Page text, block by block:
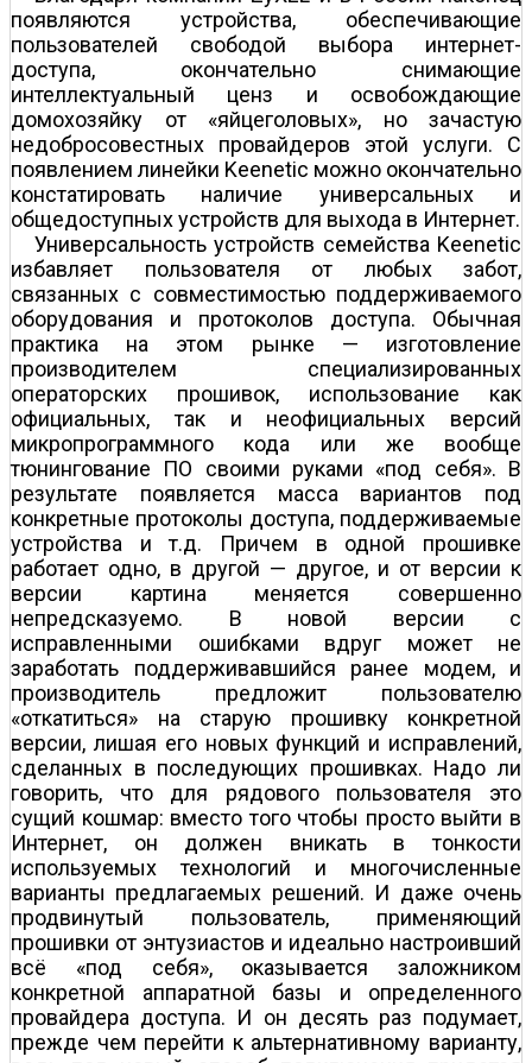
появляются устройства, обеспечивающие
пользователей свободой выбора интернет-
доступа, окончательно снимающие
интеллектуальный ценз и освобождающие
домохозяйку от «яйцеголовых», но зачастую
недобросовестных провайдеров этой услуги. С
появлением линейки Keenetic можно окончательно
констатировать наличие универсальных и
общедоступных устройств для выхода в Интернет.
Универсальность устройств семейства Keenetic
избавляет пользователя от любых забот,
связанных с совместимостью поддерживаемого
оборудования и протоколов доступа. Обычная
практика на этом рынке — изготовление
производителем специализированных
операторских прошивок, использование как
официальных, так и неофициальных версий
микропрограммного кода или же вообще
тюнингование ПО своими руками «под себя». В
результате появляется масса вариантов под
конкретные протоколы доступа, поддерживаемые
устройства и т.д. Причем в одной прошивке
работает одно, в другой — другое, и от версии к
версии картина меняется совершенно
непредсказуемо. В новой версии с
исправленными ошибками вдруг может не
заработать поддерживавшийся ранее модем, и
производитель предложит пользователю
«откатиться» на старую прошивку конкретной
версии, лишая его новых функций и исправлений,
сделанных в последующих прошивках. Надо ли
говорить, что для рядового пользователя это
сущий кошмар: вместо того чтобы просто выйти в
Интернет, он должен вникать в тонкости
используемых технологий и многочисленные
варианты предлагаемых решений. И даже очень
продвинутый пользователь, применяющий
прошивки от энтузиастов и идеально настроивший
всё «под себя», оказывается заложником
конкретной аппаратной базы и определенного
провайдера доступа. И он десять раз подумает,
прежде чем перейти к альтернативному варианту,